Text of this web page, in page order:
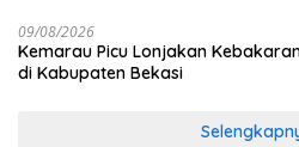
09/08/2026
Kemarau Picu Lonjakan
di Kabupaten Bekasi